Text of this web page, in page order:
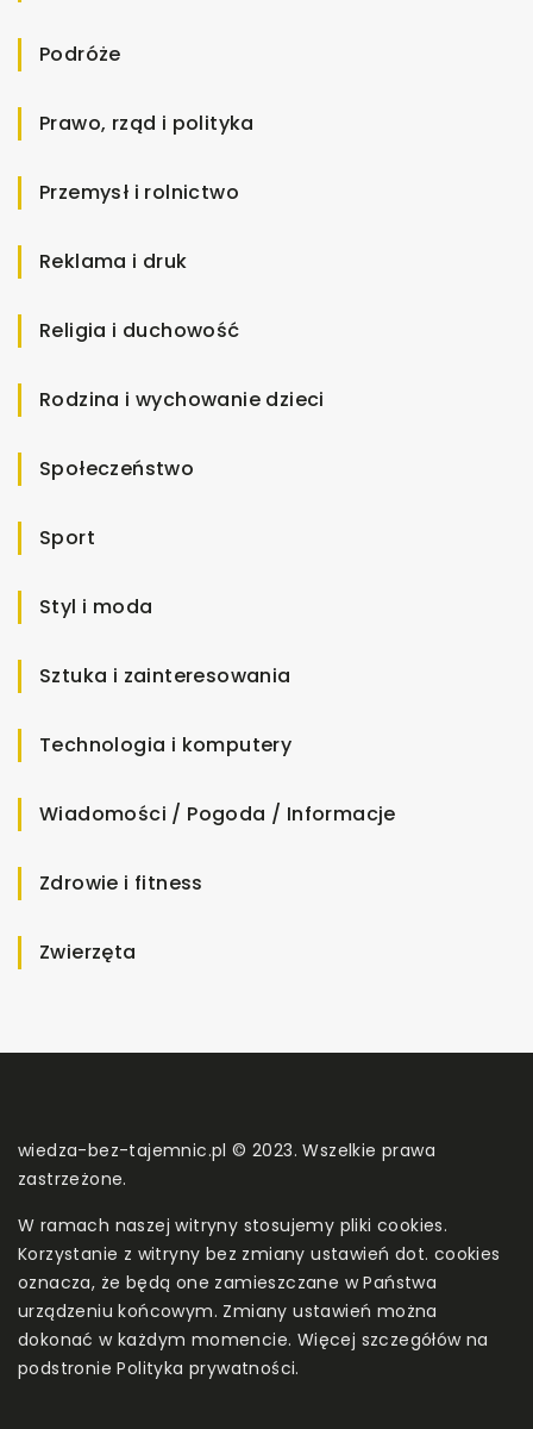
Podróże
Prawo, rząd i polityka
Przemysł i rolnictwo
Reklama i druk
Religia i duchowość
Rodzina i wychowanie dzieci
Społeczeństwo
Sport
Styl i moda
Sztuka i zainteresowania
Technologia i komputery
Wiadomości / Pogoda / Informacje
Zdrowie i fitness
Zwierzęta
wiedza-bez-tajemnic.pl © 2023. Wszelkie prawa
zastrzeżone.
W ramach naszej witryny stosujemy pliki cookies.
Korzystanie z witryny bez zmiany ustawień dot. cookies
oznacza, że będą one zamieszczane w Państwa
urządzeniu końcowym. Zmiany ustawień można
dokonać w każdym momencie. Więcej szczegółów na
podstroniePolityka prywatności.